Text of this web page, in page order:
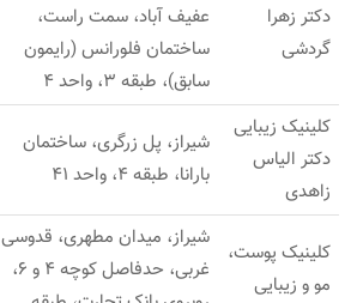
دکتر زهرا
گردشی
عفیف آباد، سمت راست،
ساختمان فلورانس (رایمون
سابق)، طبقه 3، واحد 4
کلینیک زیبایی
دکتر الیاس
زاهدی
شیراز، پل زرگری، ساختمان
بارانا، طبقه 4، واحد 41
کلینیک پوست،
مو و زیبایی
شیراز، میدان مطهری، قدوسی
غربی، حدفاصل کوچه 4 و 6،